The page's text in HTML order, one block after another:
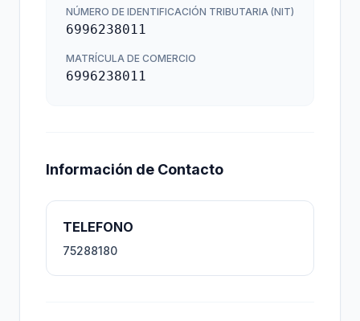
NÚMERO DE IDENTIFICACIÓN TRIBUTARIA (NIT)
6996238011
MATRÍCULA DE COMERCIO
6996238011
Información de Contacto
TELEFONO
75288180